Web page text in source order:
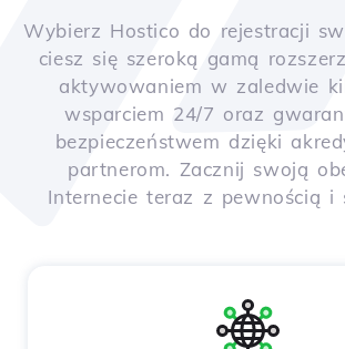
Wybierz Hostico do rejestracji
ciesz się szeroką gamą
aktywowaniem w zaledwie
wsparciem 24/7 oraz
bezpieczeństwem dzięki
partnerom. Zacznij swoją
Internecie teraz z pewnością i